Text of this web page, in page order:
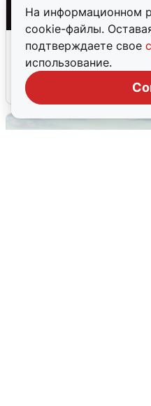
На информационном
cookie-файлы.
подтверждаете свое
использование.
Взрывы в
тревоги
5 августа